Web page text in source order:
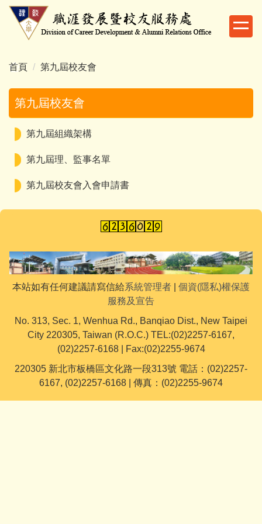
跳
內
區
首頁 第九屆校友會
第九屆校友會
第九屆組織架構
第九屆理、監事名單
第九屆校友會入會申請書
本站如有任何建議請寫信給系統管理者
個資(隱私)權保護
服務及宣告
No. 313, Sec. 1, Wenhua Rd., Banqiao Dist., New Taipei
City 220305, Taiwan (R.O.C.) TEL:(02)2257-6167,
(02)2257-6168 | Fax:(02)2255-9674
220305 新北市板橋區文化路一段313號 電話：(02)2257-
6167, (02)2257-6168 | 傳真：(02)2255-9674